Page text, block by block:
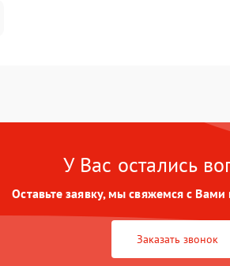
У Вас остались
Оставьте заявку, мы свяжемся с
Заказать звонок